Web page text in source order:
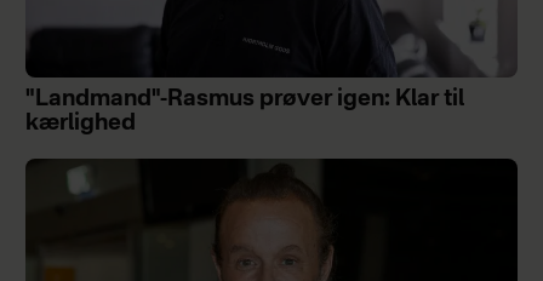
"Landmand"-Rasmus prøver igen: Klar til
kærlighed